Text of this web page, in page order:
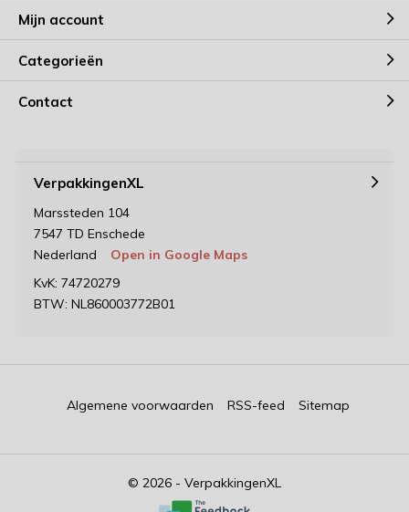
Mijn account
Categorieën
Contact
VerpakkingenXL
Marssteden 104
7547 TD Enschede
Nederland
Open in Google Maps
KvK: 74720279
BTW: NL860003772B01
© 2026 - VerpakkingenXL
Algemene voorwaarden RSS-feed Sitemap